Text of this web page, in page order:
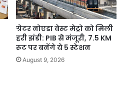
ग्रेटर नोएडा वेस्ट मेट्रो को मिली
हरी झंडी: PIB से मंजूरी, 7.5 KM
रूट पर बनेंगे ये 5 स्टेशन
August 9, 2026